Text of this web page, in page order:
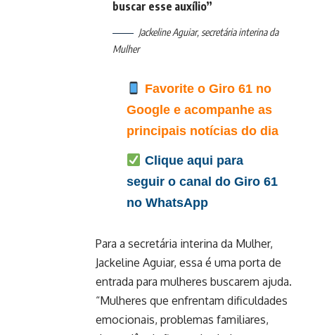
buscar esse auxílio”
Jackeline Aguiar, secretária interina da
Mulher
Favorite o Giro 61 no
Google e acompanhe as
principais notícias do dia
Clique aqui para
seguir o canal do Giro 61
no WhatsApp
Para a secretária interina da Mulher,
Jackeline Aguiar, essa é uma porta de
entrada para mulheres buscarem ajuda.
“Mulheres que enfrentam dificuldades
emocionais, problemas familiares,